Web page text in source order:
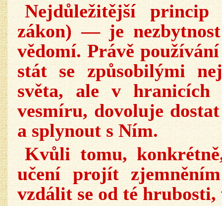
Nejdůležitější
zákon) — je nezbytnost
vědomí. Právě
stát se způsobilými
světa, ale v hranicích
vesmíru, dovoluje
a splynout s Ním.
Kvůli tomu,
učení projít
vzdálit se od té